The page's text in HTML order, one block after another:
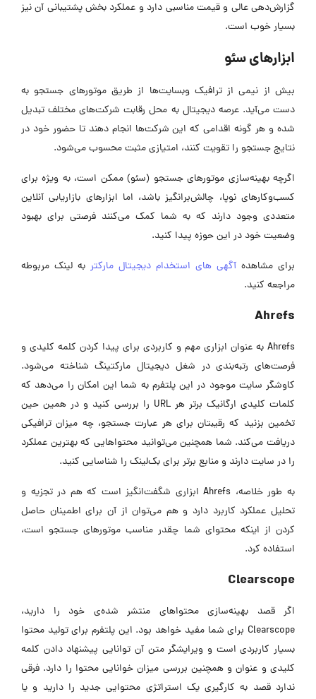
گزارش‌دهی عالی و قیمت مناسبی دارد و عملکرد بخش پشتیبانی آن نیز
بسیار خوب است.
ابزارهای سئو
بیش از نیمی از ترافیک وبسایت‌ها از طریق موتورهای جستجو به
دست می‌آید. عرصه دیجیتال به محل رقابت شرکت‌های مختلف تبدیل
شده و هر گونه اقدامی که این شرکت‌ها انجام دهند تا حضور خود در
نتایج جستجو را تقویت کنند، امتیازی مثبت محسوب می‌شود.
اگرچه بهینه‌سازی موتورهای جستجو (سئو) ممکن است، به ویژه برای
کسب‌وکارهای نوپا، چالش‌برانگیز باشد، اما ابزارهای بازاریابی آنلاین
متعددی وجود دارند که به شما کمک می‌کنند فرصتی برای بهبود
وضعیت خود در این حوزه پیدا کنید.
برای مشاهده آگهی های استخدام دیجیتال مارکتر به لینک مربوطه
مراجعه کنید.
Ahrefs
Ahrefs به عنوان ابزاری مهم و کاربردی برای پیدا کردن کلمه کلیدی و
فرصت‌های رتبه‌بندی در شغل دیجیتال مارکتینگ شناخته می‌شود.
کاوشگر سایت موجود در این پلتفرم به شما این امکان را می‌دهد که
کلمات کلیدی ارگانیک برتر هر URL را بررسی کنید و در همین حین
تخمین بزنید که رقیبتان برای هر عبارت جستجو، چه میزان ترافیکی
دریافت می‌کند. شما همچنین می‌توانید محتواهایی که بهترین عملکرد
را در سایت دارند و منابع برتر برای بک‌لینک را شناسایی کنید.
به طور خلاصه، Ahrefs ابزاری شگفت‌انگیز است که هم در تجزیه و
تحلیل عملکرد کاربرد دارد و هم می‌توان از آن برای اطمینان حاصل
کردن از اینکه محتوای شما چقدر مناسب موتورهای جستجو است،
استفاده کرد.
Clearscope
اگر قصد بهینه‌سازی محتواهای منتشر شده‌ی خود را دارید،
Clearscope برای شما مفید خواهد بود. این پلتفرم برای تولید محتوا
بسیار کاربردی است و ویرایشگر متن آن توانایی پیشنهاد دادن کلمه
کلیدی و عنوان و همچنین بررسی میزان خوانایی محتوا را دارد. فرقی
ندارد قصد به کارگیری یک استراتژی محتوایی جدید را دارید و یا